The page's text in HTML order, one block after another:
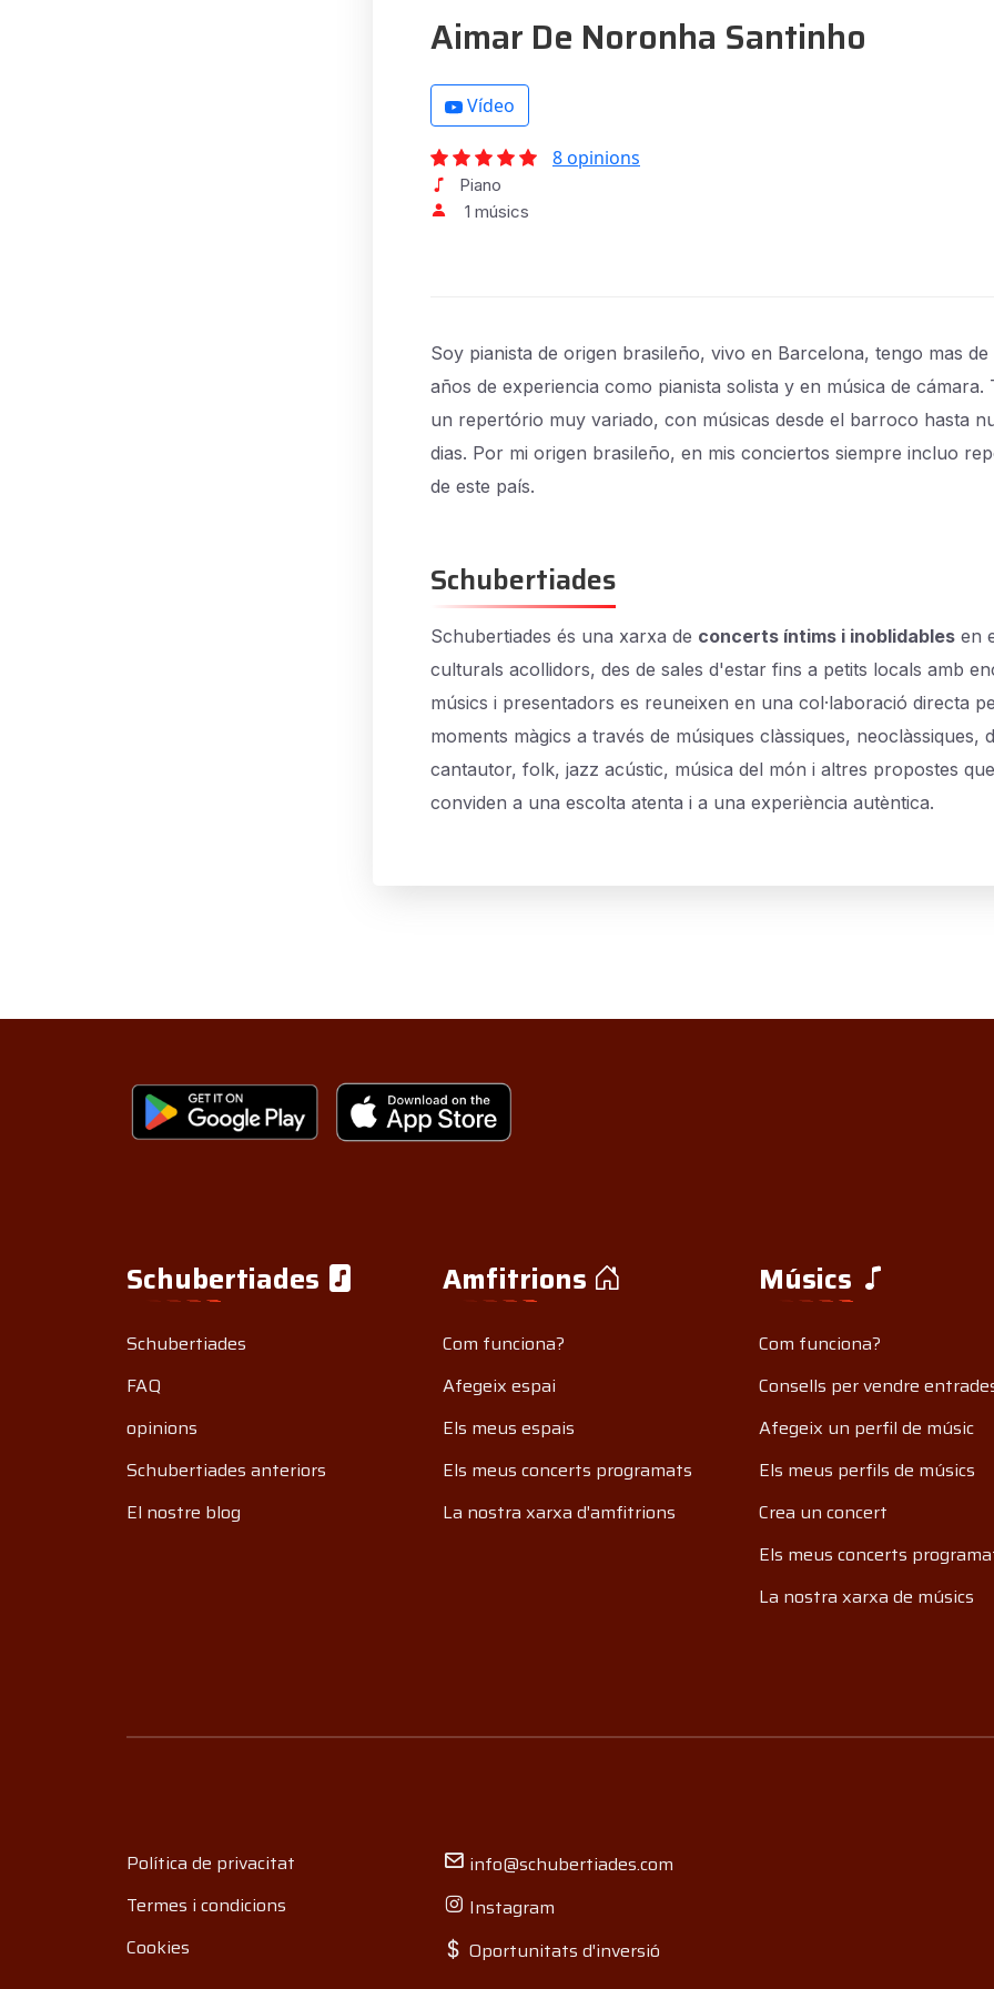
Aimar De Noronha Santinho
Vídeo
8 opinions
Piano
1 músics
Soy pianista de origen brasileño, vivo en Barcelona, tengo mas
años de experiencia como pianista solista y en música de cámara.
un repertório muy variado, con músicas desde el barroco hasta
dias. Por mi origen brasileño, en mis conciertos siempre incluo
de este país.
Schubertiades
Schubertiades és una xarxa de concerts íntims i inoblidables en
culturals acollidors, des de sales d'estar fins a petits locals amb
músics i presentadors es reuneixen en una col·laboració directa
moments màgics a través de músiques clàssiques, neoclàssiques,
cantautor, folk, jazz acústic, música del món i altres propostes que
conviden a una escolta atenta i a una experiència autèntica.
Schubertiades
Schubertiades
FAQ
opinions
Schubertiades anteriors
El nostre blog
Amfitrions
Com funciona?
Afegeix espai
Els meus espais
Els meus concerts programats
La nostra xarxa d'amfitrions
Músics
Com funciona?
Consells per vendre
Afegeix un perfil de músic
Els meus perfils de músics
Crea un concert
Els meus concerts
La nostra xarxa de músics
Política de privacitat
Termes i condicions
Cookies
info@schubertiades.com
Instagram
Oportunitats d'inversió